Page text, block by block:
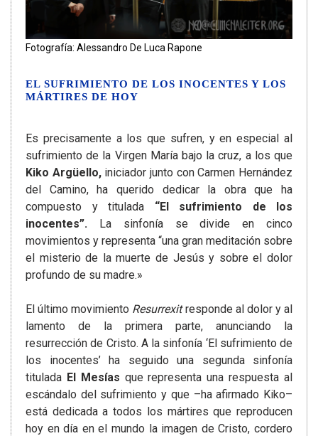
Fotografía: Alessandro De Luca Rapone
EL SUFRIMIENTO DE LOS INOCENTES Y LOS
MÁRTIRES DE HOY
Es precisamente a los que sufren, y en especial al
sufrimiento de la Virgen María bajo la cruz, a los que
Kiko Argüello,iniciador junto con Carmen Hernández
del Camino, ha querido dedicar la obra que ha
compuesto y titulada “El sufrimiento de los
inocentes”. La sinfonía se divide en cinco
movimientos y representa “una gran meditación sobre
el misterio de la muerte de Jesús y sobre el dolor
profundo de su madre.»
El último movimiento Resurrexitresponde al dolor y al
lamento de la primera parte, anunciando la
resurrección de Cristo. A la sinfonía ‘El sufrimiento de
los inocentes’ ha seguido una segunda sinfonía
titulada El Mesías que representa una respuesta al
escándalo del sufrimiento y que –ha afirmado Kiko–
está dedicada a todos los mártires que reproducen
hoy en día en el mundo la imagen de Cristo, cordero